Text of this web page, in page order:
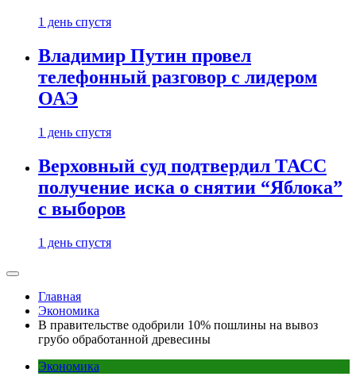
1 день спустя
Владимир Путин провел
телефонный разговор с лидером
ОАЭ
1 день спустя
Верховный суд подтвердил ТАСС
получение иска о снятии “Яблока”
с выборов
1 день спустя
Главная
Экономика
В правительстве одобрили 10% пошлины на вывоз
грубо обработанной древесины
Экономика